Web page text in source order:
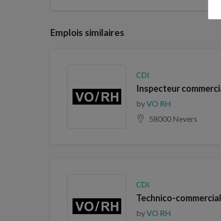
Emplois similaires
CDI
Inspecteur
byVO RH
58000 Nevers
CDI
Technico-
byVO RH